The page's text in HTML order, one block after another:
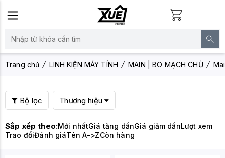
Trang chủ LINH KIỆN MÁY TÍNH MAIN | BO MẠCH CHỦ
Bộ lọc Thương hiệu
Sắp xếp theo:Mới nhấtGiá tăng dầnGiá giảm dầnLượt xem
Trao đổiĐánh giáTên A->ZCòn hàng